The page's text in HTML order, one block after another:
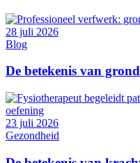
28 juli 2026
Blog
De betekenis van
23 juli 2026
Gezondheid